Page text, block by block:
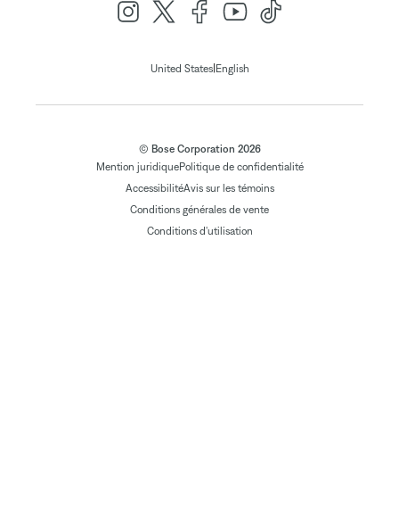
United States| English
© Bose Corporation 2026
Mention juridiquePolitique de confidentialité
AccessibilitéAvis sur les témoins
Conditions générales de vente
Conditions d'utilisation